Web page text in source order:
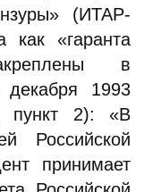
(ИТАР-
как «гаранта
в
декабря 1993
пункт 2): «В
Российской
принимает